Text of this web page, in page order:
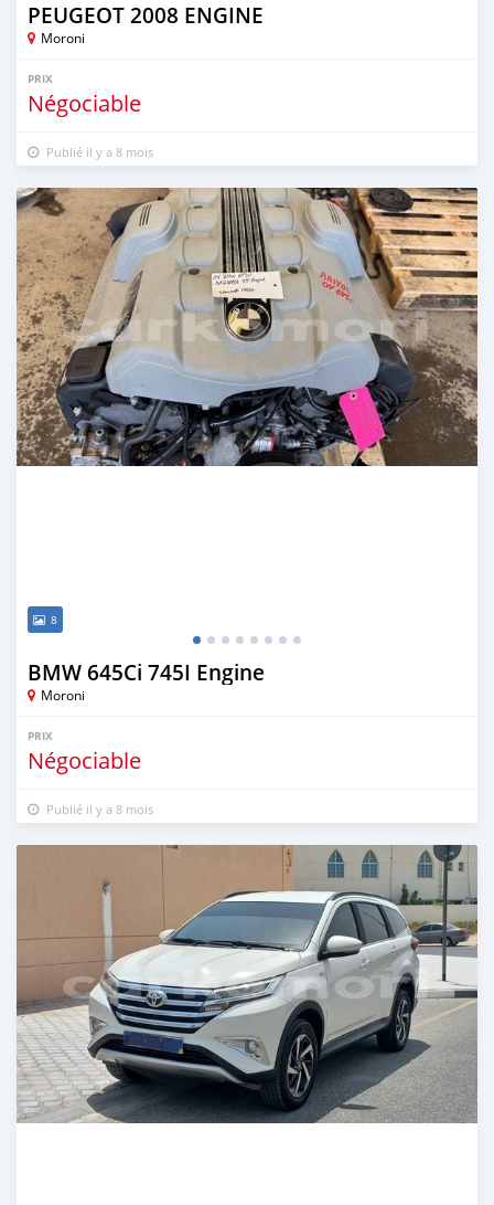
PEUGEOT 2008 ENGINE
Moroni
PRIX
Négociable
Publié il y a 8 mois
8
BMW 645Ci 745I Engine
Moroni
PRIX
Négociable
Publié il y a 8 mois